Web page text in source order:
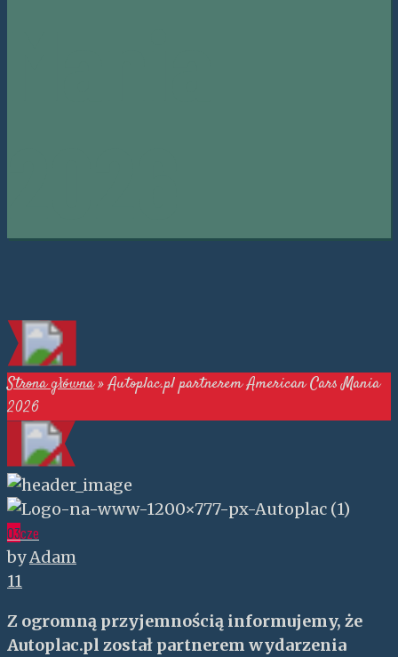
Strona główna»Autoplac.pl partnerem American Cars Mania
2026
03cze
byAdam
11
Z ogromną przyjemnością informujemy, że
Autoplac.pl został partnerem wydarzenia